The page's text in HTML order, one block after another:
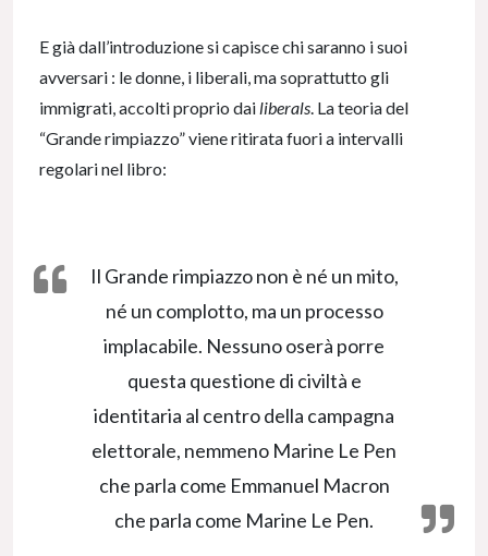
E già dall’introduzione si capisce chi saranno i suoi
avversari : le donne, i liberali, ma soprattutto gli
immigrati, accolti proprio dai liberals. La teoria del
“Grande rimpiazzo” viene ritirata fuori a intervalli
regolari nel libro:
Il Grande rimpiazzo non è né un mito,
né un complotto, ma un processo
implacabile. Nessuno oserà porre
questa questione di civiltà e
identitaria al centro della campagna
elettorale, nemmeno Marine Le Pen
che parla come Emmanuel Macron
che parla come Marine Le Pen.